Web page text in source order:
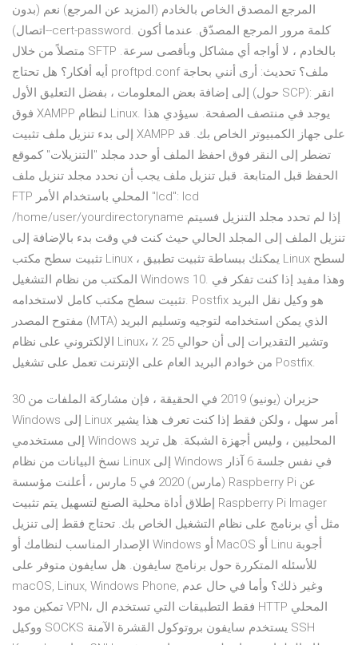
المرجع المصدق الخاص بالخادم (المزيد عن المرجع) نعم (بدون
اتصال)--cert-password. كلمة مرور المرجع المصدّق. عندما أكون
متصلاً من خلال SFTP بالخادم ، لا أواجه أي مشاكل وبأقصى سرعة.
أيه أفكار؟ هل تحتاج proftpd.conf ملف؟ تحديث: أرى أنني بحاجة
إلى إضافة بعض المعلومات ، بفضل التعليق الأول (حول SCP): انقر
فوق XAMPP لنظام Linux. يوجد في منتصف الصفحة. سيؤدي هذا
إلى بدء تنزيل ملف تثبيت XAMPP على جهاز الكمبيوتر الخاص بك. قد
تضطر إلى النقر فوق احفظ الملف أو حدد مجلد "التنزيلات" كموقع
الحفظ قبل المتابعة. قبل تنزيل ملف يجب أن نحدد مجلد تنزيل ملف
FTP المحلي باستخدام الأمر "lcd": lcd
/home/user/yourdirectoryname إذا لم تحدد مجلد التنزيل فسيتم
تنزيل الملف إلى المجلد الحالي حيث كنت في وقت بدء بالإضافة إلى
تثبيت سطح مكتب Linux ، يمكنك ببساطة تثبيت تطبيق Linux لسطح
المكتب من نظام التشغيل Windows 10. وهذا مفيد إذا كنت تفكر في
تثبيت سطح مكتب كامل لاستخدامه. Postfix هو وكيل نقل البريد
مفتوح المصدر (MTA) الذي يمكن استخدامه لتوجيه وتسليم البريد
الإلكتروني على نظام Linux، وتشير التقديرات إلى أن حوالي 25 ٪
من خوادم البريد العام على الإنترنت تعمل على تشغيل Postfix.
30 حزيران (يونيو) 2019 في الحقيقة ، فإن مشاركة الملفات من
Windows إلى Linux أمر سهل ، ولكن فقط إذا كنت تعرف هذا يشير
إلى مستخدمي Windows المحليين ، وليس أجهزة الشبكة. هل تريد
نسخ البيانات من نظام Linux إلى Windows في نفس جلسة 6 آذار
(مارس) 2020 في 5 مارس ، أعلنت مؤسسة Raspberry Pi عن
إطلاق أداة محلية الصنع لتسهيل يتم تثبيت Raspberry Pi Imager
مثل أي برنامج على نظام التشغيل الخاص بك. تحتاج فقط إلى تنزيل
الإصدار المناسب لنظامك أو Windows أو MacOS أو Linu أجوبة
للأسئله المتكررة حول برنامج سايفون. هل سايفون متوفر على
macOS, Linux, Windows Phone, وغير ذلك؟ وأما في حال عدم
تمكين مود VPN، فقط التطبيقات التي تستخدم ال HTTP المحلي
ووكيل SOCKS يستخدم سايفون بروتوكول القشرة الآمنة SSH